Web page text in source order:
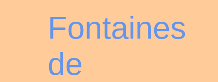
Fontaines
de